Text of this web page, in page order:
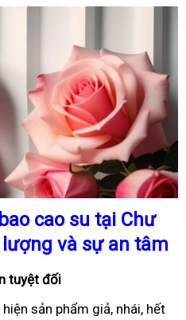
cao su tại Chư
và sự an tâm
tuyệt đối
sản phẩm giả, nhái, hết